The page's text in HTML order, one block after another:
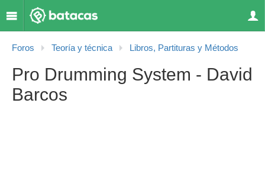
Foros Teoría y técnica Libros, Partituras y Métodos
Pro Drumming System - David
Barcos